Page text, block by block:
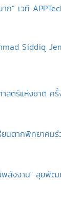
” เวที
Siddiq
สตร์แห่งชาติ ค
นตากพิทยาค
ลังงาน" ลุยพั